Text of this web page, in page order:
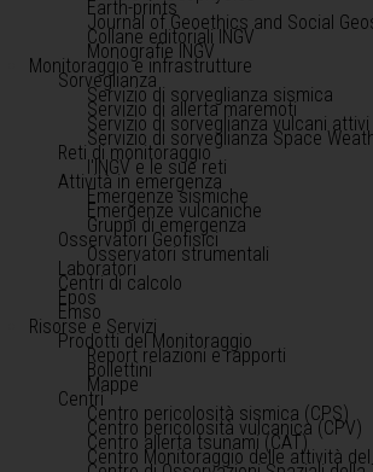
Earth-prints
Journal of Geoethics and Social
Collane editoriali INGV
Monografie INGV
Monitoraggio e infrastrutture
Sorveglianza
Servizio di sorveglianza sismica
Servizio di allerta maremoti
Servizio di sorveglianza vulcani attivi
Servizio di sorveglianza Space
Reti di monitoraggio
l'INGV e le sue reti
Attività in emergenza
Emergenze sismiche
Emergenze vulcaniche
Gruppi di emergenza
Osservatori Geofisici
Osservatori strumentali
Laboratori
Centri di calcolo
Epos
Emso
Risorse e Servizi
Prodotti del Monitoraggio
Report relazioni e rapporti
Bollettini
Mappe
Centri
Centro pericolosità sismica (CPS)
Centro pericolosità vulcanica (CPV)
Centro allerta tsunami (CAT)
Centro Monitoraggio delle attività